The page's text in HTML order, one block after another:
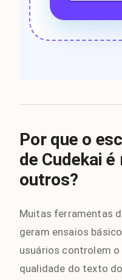
Por que o
de Cudekai
outros?
Muitas ferramentas
geram ensaios
usuários controlem
qualidade do texto